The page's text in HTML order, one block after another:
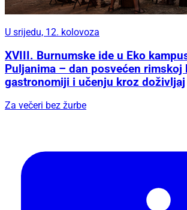
U srijedu, 12. kolovoza
XVIII. Burnumske ide u Eko
Puljanima – dan posvećen rimskoj
gastronomiji i učenju kroz doživljaj
Za večeri bez žurbe